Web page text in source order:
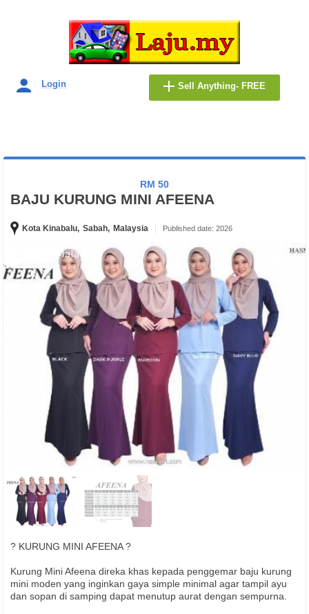
Login Sell Anything- FREE
RM 50
BAJU KURUNG MINI AFEENA
Kota Kinabalu, Sabah, Malaysia Published date: 2026
? KURUNG MINI AFEENA ?
Kurung Mini Afeena direka khas kepada penggemar baju kurung
mini moden yang inginkan gaya simple minimal agar tampil ayu
dan sopan di samping dapat menutup aurat dengan sempurna.